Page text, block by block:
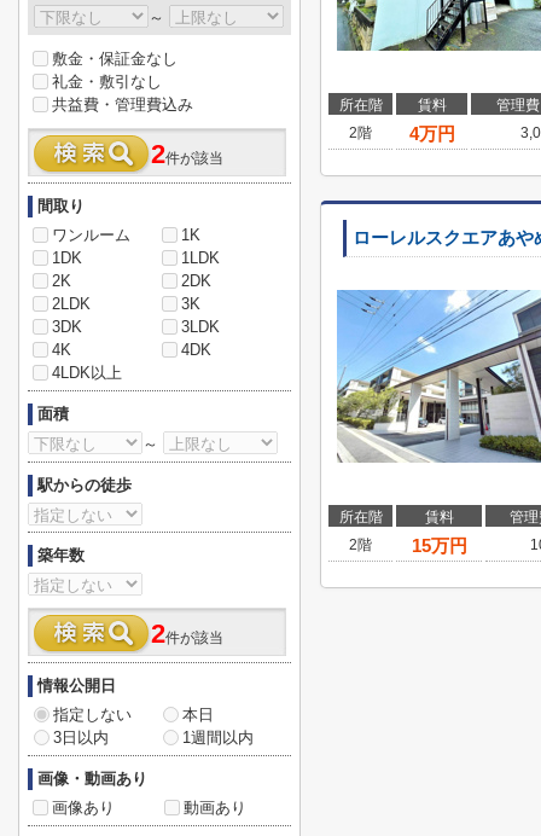
所在階 賃料
管理
2階
4万円
ローレルスクエアあや
所在階 賃料
管
2階
15万円
～
敷金・保証金なし
礼金・敷引なし
共益費・管理費込み
2件が該当
間取り
ワンルーム
1K
1DK
1LDK
2K
2DK
2LDK
3K
3DK
3LDK
4K
4DK
4LDK以上
面積
～
駅からの徒歩
築年数
2件が該当
情報公開日
指定しない
本日
3日以内
1週間以内
画像・動画あり
画像あり
動画あり